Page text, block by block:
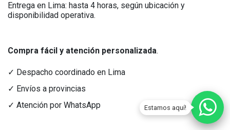
Estamos aquí!
Entrega en Lima: hasta 4 horas, según ubicación y
disponibilidad operativa.
Compra fácil y atención personalizada.
✓ Despacho coordinado en Lima
✓ Envíos a provincias
✓ Atención por WhatsApp